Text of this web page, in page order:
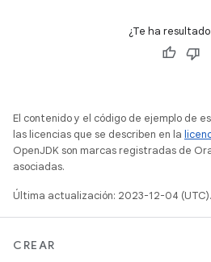
¿Te ha
El contenido y el código de ejemplo de
las licencias que se describen en la
OpenJDK son marcas registradas de
asociadas.
Última actualización: 2023-12-04 (UTC).
CREAR